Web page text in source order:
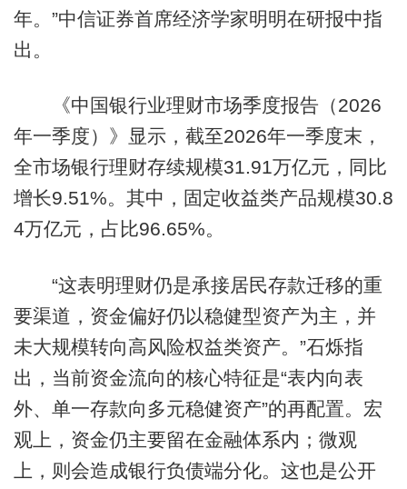
年。”中信证券首席经济学家明明在研报中指
出。
《中国银行业理财市场季度报告（2026
年一季度）》显示，截至2026年一季度末，
全市场银行理财存续规模31.91万亿元，同比
增长9.51%。其中，固定收益类产品规模30.8
4万亿元，占比96.65%。
“这表明理财仍是承接居民存款迁移的重
要渠道，资金偏好仍以稳健型资产为主，并
未大规模转向高风险权益类资产。”石烁指
出，当前资金流向的核心特征是“表内向表
外、单一存款向多元稳健资产”的再配置。宏
观上，资金仍主要留在金融体系内；微观
上，则会造成银行负债端分化。这也是公开